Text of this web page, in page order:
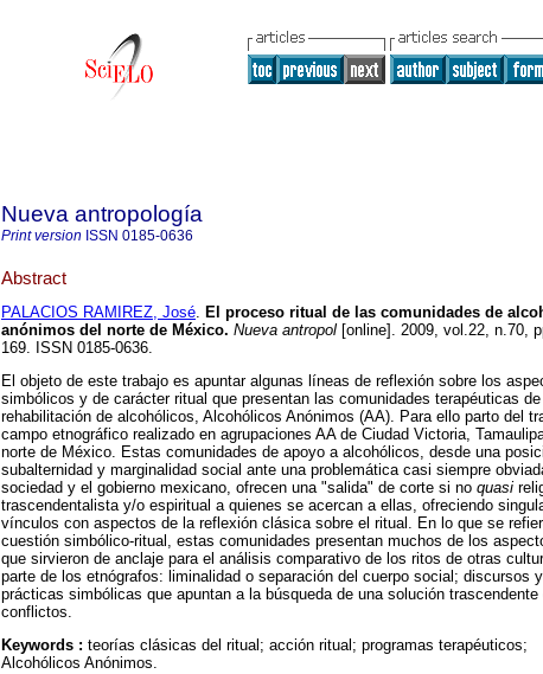
Nueva antropología
Print version ISSN 0185-0636
Abstract
PALACIOS RAMIREZ, José. El proceso ritual de las comunidades de
anónimos del norte de México. Nueva antropol [online]. 2009, vol.22, n.70,
169. ISSN 0185-0636.
El objeto de este trabajo es apuntar algunas líneas de reflexión sobre los
simbólicos y de carácter ritual que presentan las comunidades terapéuticas de
rehabilitación de alcohólicos, Alcohólicos Anónimos (AA). Para ello parto del
campo etnográfico realizado en agrupaciones AA de Ciudad Victoria,
norte de México. Estas comunidades de apoyo a alcohólicos, desde una
subalternidad y marginalidad social ante una problemática casi siempre
sociedad y el gobierno mexicano, ofrecen una "salida" de corte si no quasi
trascendentalista y/o espiritual a quienes se acercan a ellas, ofreciendo
vínculos con aspectos de la reflexión clásica sobre el ritual. En lo que se
cuestión simbólico-ritual, estas comunidades presentan muchos de los
que sirvieron de anclaje para el análisis comparativo de los ritos de otras
parte de los etnógrafos: liminalidad o separación del cuerpo social; discursos y
prácticas simbólicas que apuntan a la búsqueda de una solución trascendente
conflictos.
Keywords : teorías clásicas del ritual; acción ritual; programas terapéuticos;
Alcohólicos Anónimos.